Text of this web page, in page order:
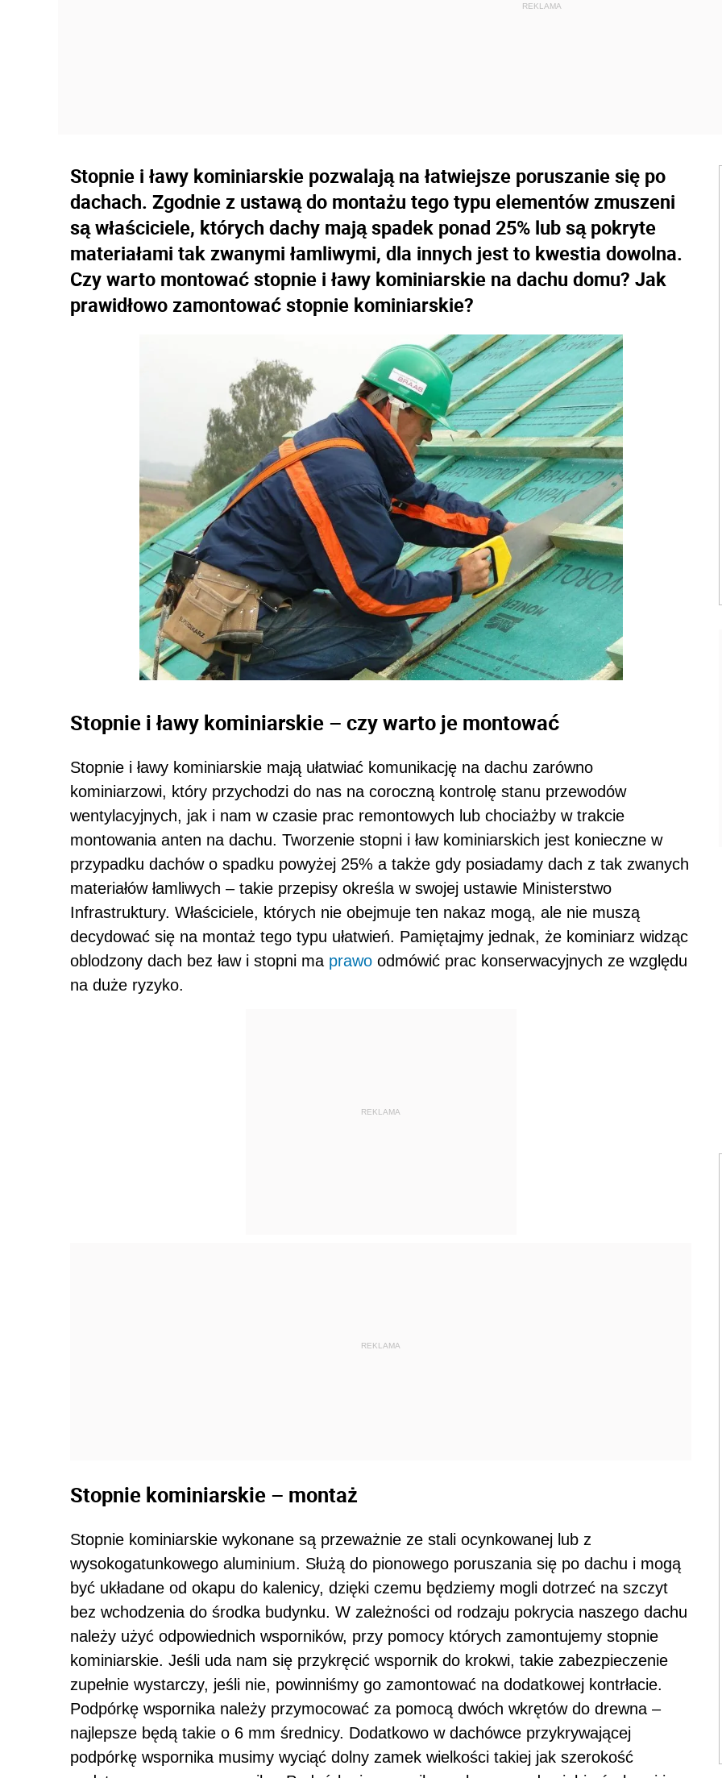
Stopnie i ławy kominiarskie pozwalają na łatwiejsze poruszanie się po
dachach. Zgodnie z ustawą do montażu tego typu elementów zmuszeni
są właściciele, których dachy mają spadek ponad 25% lub są pokryte
materiałami tak zwanymi łamliwymi, dla innych jest to kwestia dowolna.
Czy warto montować stopnie i ławy kominiarskie na dachu domu? Jak
prawidłowo zamontować stopnie kominiarskie?
Stopnie i ławy kominiarskie – czy warto je montować
Stopnie i ławy kominiarskie mają ułatwiać komunikację na dachu zarówno
kominiarzowi, który przychodzi do nas na coroczną kontrolę stanu przewodów
wentylacyjnych, jak i nam w czasie prac remontowych lub chociażby w trakcie
montowania anten na dachu. Tworzenie stopni i ław kominiarskich jest konieczne w
przypadku dachów o spadku powyżej 25% a także gdy posiadamy dach z tak zwanych
materiałów łamliwych – takie przepisy określa w swojej ustawie Ministerstwo
Infrastruktury. Właściciele, których nie obejmuje ten nakaz mogą, ale nie muszą
decydować się na montaż tego typu ułatwień. Pamiętajmy jednak, że kominiarz widząc
oblodzony dach bez ław i stopni ma prawo odmówić prac konserwacyjnych ze względu
na duże ryzyko.
REKLAMA
REKLAMA
Stopnie kominiarskie – montaż
Stopnie kominiarskie wykonane są przeważnie ze stali ocynkowanej lub z
wysokogatunkowego aluminium. Służą do pionowego poruszania się po dachu i mogą
być układane od okapu do kalenicy, dzięki czemu będziemy mogli dotrzeć na szczyt
bez wchodzenia do środka budynku. W zależności od rodzaju pokrycia naszego dachu
należy użyć odpowiednich wsporników, przy pomocy których zamontujemy stopnie
kominiarskie. Jeśli uda nam się przykręcić wspornik do krokwi, takie zabezpieczenie
zupełnie wystarczy, jeśli nie, powinniśmy go zamontować na dodatkowej kontrłacie.
Podpórkę wspornika należy przymocować za pomocą dwóch wkrętów do drewna –
najlepsze będą takie o 6 mm średnicy. Dodatkowo w dachówce przykrywającej
podpórkę wspornika musimy wyciąć dolny zamek wielkości takiej jak szerokość